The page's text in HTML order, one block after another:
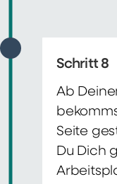
Schritt 8
Ab
Seite
Du Dich